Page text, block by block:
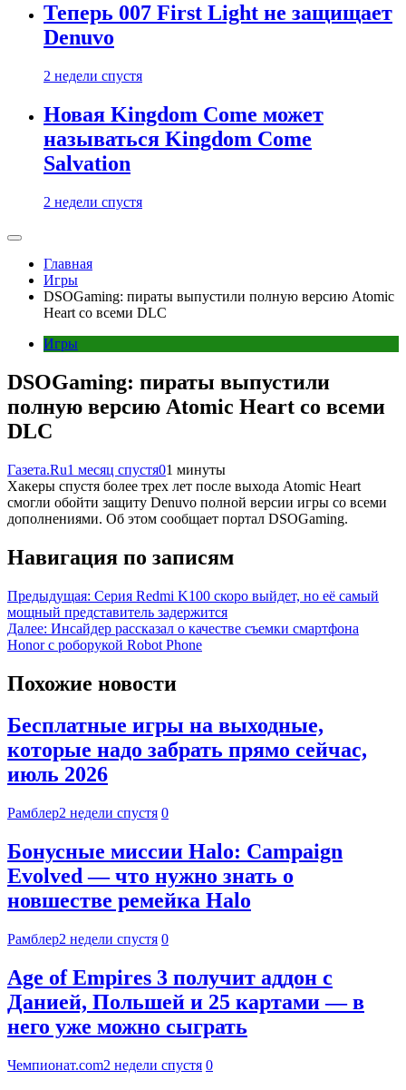
Теперь 007 First Light не защищает
Denuvo
2 недели спустя
Новая Kingdom Come может
называться Kingdom Come
Salvation
2 недели спустя
Главная
Игры
DSOGaming: пираты выпустили полную версию Atomic
Heart со всеми DLC
Игры
DSOGaming: пираты выпустили
полную версию Atomic Heart со всеми
DLC
Газета.Ru1 месяц спустя01 минуты
Хакеры спустя более трех лет после выхода Atomic Heart
смогли обойти защиту Denuvo полной версии игры со всеми
дополнениями. Об этом сообщает портал DSOGaming.
Навигация по записям
Предыдущая: Серия Redmi K100 скоро выйдет, но её самый
мощный представитель задержится
Далее: Инсайдер рассказал о качестве съемки смартфона
Honor с роборукой Robot Phone
Похожие новости
Бесплатные игры на выходные,
которые надо забрать прямо сейчас,
июль 2026
Рамблер2 недели спустя 0
Бонусные миссии Halo: Campaign
Evolved — что нужно знать о
новшестве ремейка Halo
Рамблер2 недели спустя 0
Age of Empires 3 получит аддон с
Данией, Польшей и 25 картами — в
него уже можно сыграть
Чемпионат.com2 недели спустя 0